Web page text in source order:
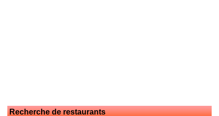
Recherche de restaurants